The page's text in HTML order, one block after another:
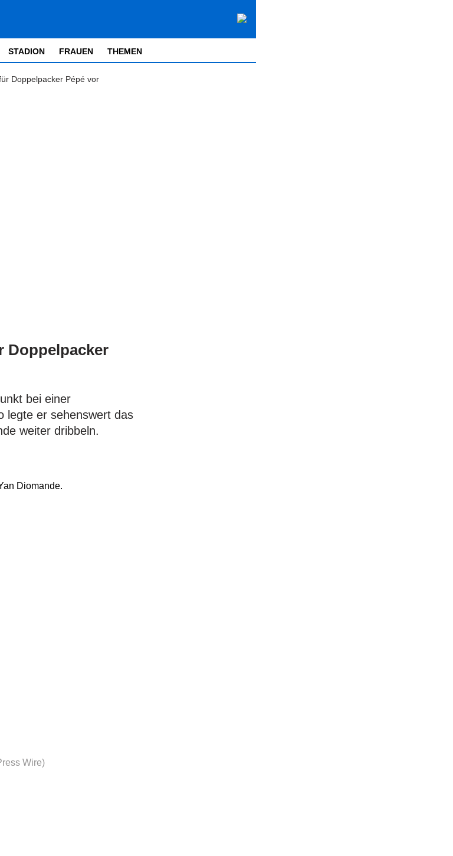
STADION FRAUEN THEMEN
Doppelpacker Pépé vor
Doppelpacker
bei einer
legte er sehenswert das
weiter dribbeln.
Wire)